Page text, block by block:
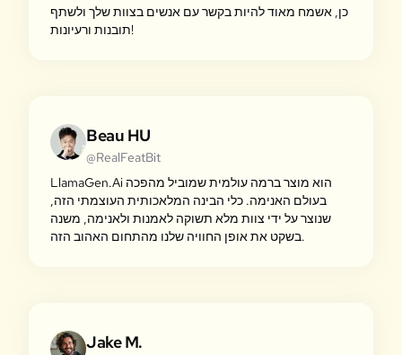
כן, אשמח מאוד להיות בקשר עם אנשים בצוות שלך ולשתף
תובנות ורעיונות!
Beau HU
@RealFeatBit
LlamaGen.Ai הוא מוצר ברמה עולמית שמוביל מהפכה
בעולם האנימה. כלי הבינה המלאכותית העוצמתי הזה,
שנוצר על ידי צוות מלא תשוקה לאמנות ולאנימה, משנה
בשקט את אופן החוויה שלנו מהתחום האהוב הזה.
Jake M.